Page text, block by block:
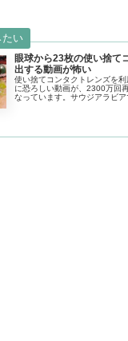
眼球から23枚の使い捨て
出する動画が怖い
使い捨てコンタクトレンズを
に恐ろしい動画が、2300万回
なっています。サウジアラビア